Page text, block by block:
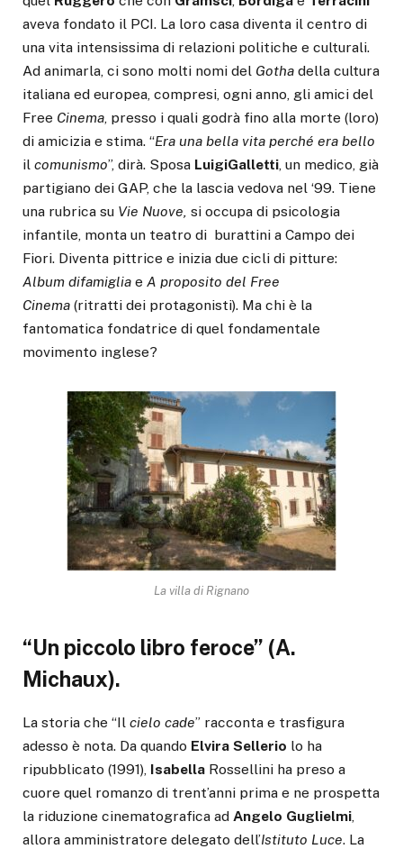
aveva fondato il PCI. La loro casa diventa il centro di
una vita intensissima di relazioni politiche e culturali.
Ad animarla, ci sono molti nomi del Gotha della cultura
italiana ed europea, compresi, ogni anno, gli amici del
Free Cinema, presso i quali godrà fino alla morte (loro)
di amicizia e stima. “Era una bella vita perché era bello
il comunismo”, dirà. Sposa LuigiGalletti, un medico, già
partigiano dei GAP, che la lascia vedova nel ‘99. Tiene
una rubrica su Vie Nuove, si occupa di psicologia
infantile, monta un teatro di burattini a Campo dei
Fiori. Diventa pittrice e inizia due cicli di pitture:
Album difamiglia e A proposito del Free
Cinema (ritratti dei protagonisti). Ma chi è la
fantomatica fondatrice di quel fondamentale
movimento inglese?
La villa di Rignano
“Un piccolo libro feroce” (A.
Michaux).
La storia che “Il cielo cade” racconta e trasfigura
adesso è nota. Da quando Elvira Sellerio lo ha
ripubblicato (1991), Isabella Rossellini ha preso a
cuore quel romanzo di trent’anni prima e ne prospetta
la riduzione cinematografica ad Angelo Guglielmi,
allora amministratore delegato dell’Istituto Luce. La